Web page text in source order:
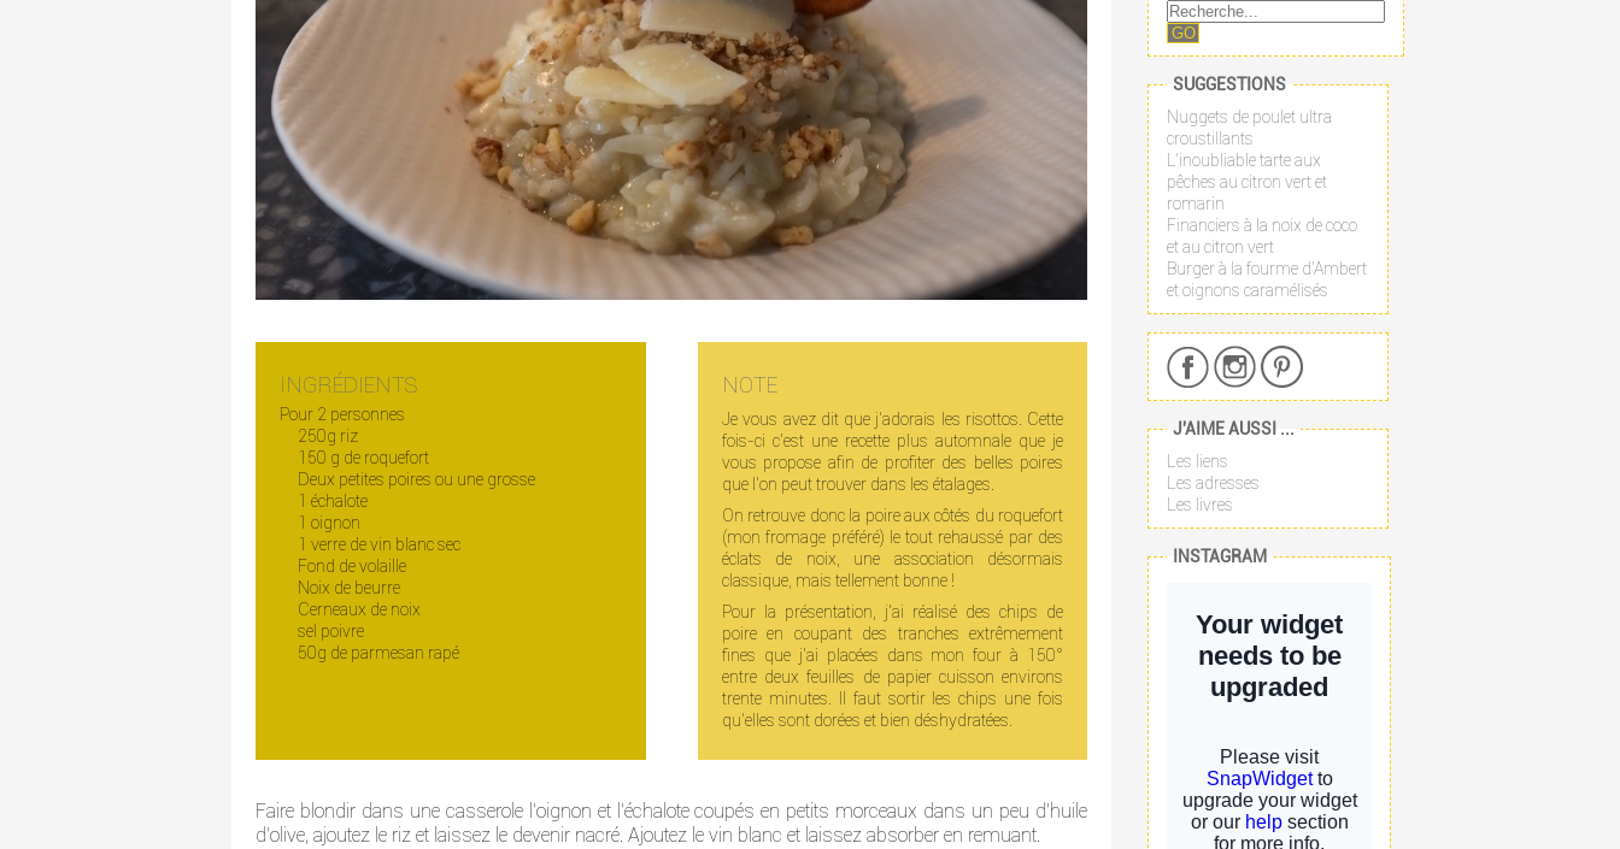
INGRÉDIENTS
Pour 2 personnes
250g riz
150 g de roquefort
Deux petites poires ou une grosse
1 échalote
1 oignon
1 verre de vin blanc sec
Fond de volaille
Noix de beurre
Cerneaux de noix
sel poivre
50g de parmesan rapé
NOTE
Je vous avez dit que j'adorais les risottos. Cette
fois-ci c'est une recette plus automnale que je
vous propose afin de profiter des belles poires
que l'on peut trouver dans les étalages.
On retrouve donc la poire aux côtés du roquefort
(mon fromage préféré) le tout rehaussé par des
éclats de noix, une association désormais
classique, mais tellement bonne !
Pour la présentation, j'ai réalisé des chips de
poire en coupant des tranches extrêmement
fines que j'ai placées dans mon four à 150°
entre deux feuilles de papier cuisson environs
trente minutes. Il faut sortir les chips une fois
qu'elles sont dorées et bien déshydratées.
Faire blondir dans une casserole l'oignon et l'échalote coupés en petits morceaux dans un peu d'huile
d'olive, ajoutez le riz et laissez le devenir nacré. Ajoutez le vin blanc et laissez absorber en remuant.
GO
SUGGESTIONS
Nuggets de poulet ultra
croustillants
L'inoubliable tarte aux
pêches au citron vert et
romarin
Financiers à la noix de coco
et au citron vert
Burger à la fourme d'Ambert
et oignons caramélisés
J'AIME AUSSI ...
Les liens
Les adresses
Les livres
INSTAGRAM